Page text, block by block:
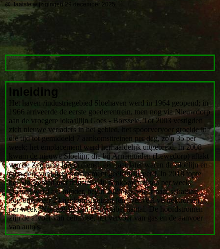
@ laatste wijzigingen 29 december 2025
Inleiding
Het haven-/industriegebied Sloehaven werd in 1964 geopend; in
1966 arriveerde de eerste goederentrein, toen nog via Nieuwdorp
aan de vroegere lokaallijn Goes - Borssele. Tot 2003 vestigden
zich nieuwe verladers in het gebied, het spoorvervoer groeide in
die tijd tot gemiddeld 7 aankomsttreinen per dag, zo'n 35 per
week; het emplacement werd herhaaldelijk uitgebreid. In 2008
kwam de nieuwe Sloelijn, die bij Arnemuiden (Lewedorp) aftakt
van de Zeeuwse lijn in dienst, een jaar later waren de Sloelijn en
(een deel van) het emplacement geëlektrificeerd. In 2018 topte
het Sloegebied met minstens 46 aankomsttreinen per week.
Daarna werd het minder, begin 2026 komen er naar schatting
nog ongeveer 24 aankomsttreinen (en evenveel vertrektreinen)
per week. Nog steeds een respectabel aantal. De hoofdstromen
zijn de afvoer van cellulose, het vervoer van gas en de aanvoer
van auto's.